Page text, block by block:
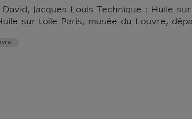
Jacques Louis Technique : Huile
sur toile Paris, musée du Louvre,